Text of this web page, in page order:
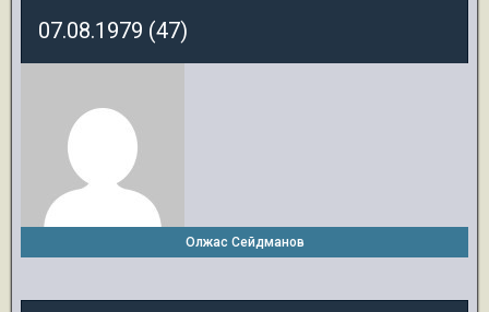
07.08.1979 (47)
Олжас Сейдманов